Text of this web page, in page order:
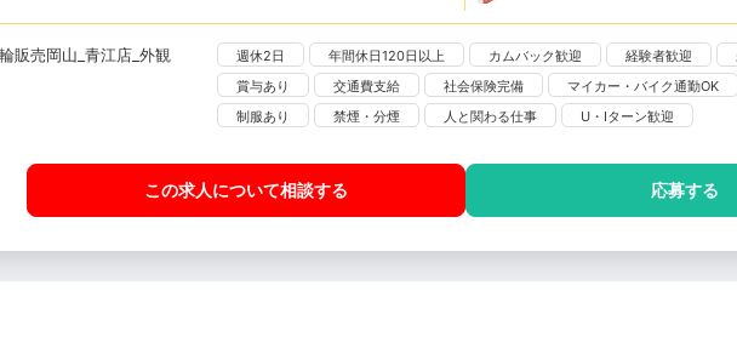
週休2日 年間休日120日以上 カムバック歓迎 経験者歓迎
賞与あり
交通費支給 社会保険完備
マイカー・バイク通勤OK
制服あり
禁煙・分煙 人と関わる仕事 U・Iターン歓迎
この求人について相談する 応募する